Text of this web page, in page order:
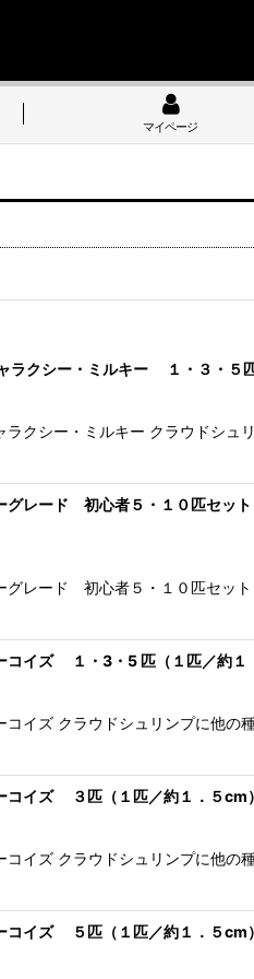
マイページ
ラクシー・ミルキー １・３・
クシー・ミルキー クラウドシュ
グレード 初心者５・１０匹
レード 初心者５・１０匹セット
コイズ １・3・5 匹（１匹／
イズ クラウドシュリンプに他の
イズ ３匹（１匹／約１．５cm）
イズ クラウドシュリンプに他の
イズ ５匹（１匹／約１．５cm）